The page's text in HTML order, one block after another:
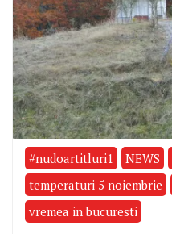
#nudoartitluri1 NEWS
temperaturi 5 noiembrie
vremea in bucuresti